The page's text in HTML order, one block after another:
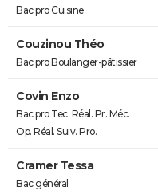
Bac pro Cuisine
Couzinou Théo
Bac pro Boulanger-pâtissier
Covin Enzo
Bac pro Tec. Réal. Pr. Méc.
Op. Réal. Suiv. Pro.
Cramer Tessa
Bac général